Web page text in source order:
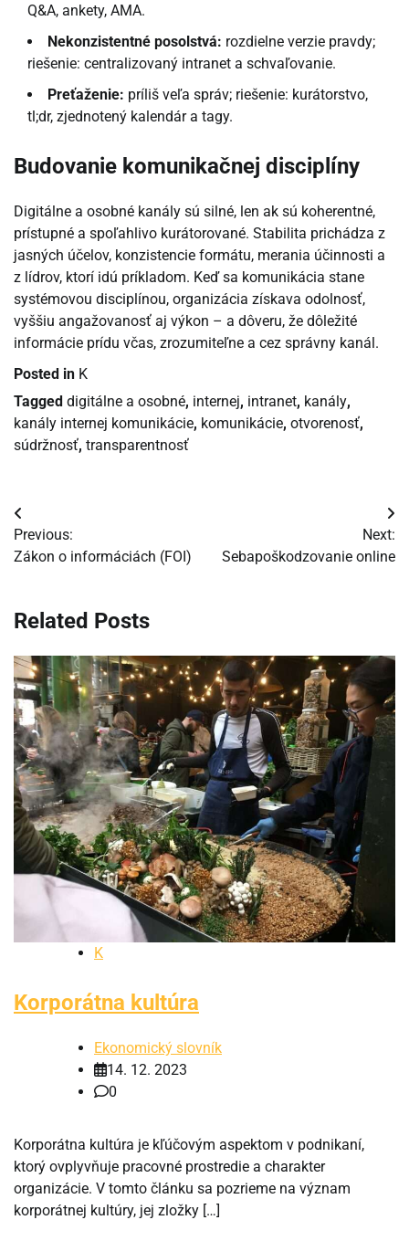
Q&A, ankety, AMA.
Nekonzistentné posolstvá: rozdielne verzie pravdy;
riešenie: centralizovaný intranet a schvaľovanie.
Preťaženie: príliš veľa správ; riešenie: kurátorstvo,
tl;dr, zjednotený kalendár a tagy.
Budovanie komunikačnej disciplíny
Digitálne a osobné kanály sú silné, len ak sú koherentné,
prístupné a spoľahlivo kurátorované. Stabilita prichádza z
jasných účelov, konzistencie formátu, merania účinnosti a
z lídrov, ktorí idú príkladom. Keď sa komunikácia stane
systémovou disciplínou, organizácia získava odolnosť,
vyššiu angažovanosť aj výkon – a dôveru, že dôležité
informácie prídu včas, zrozumiteľne a cez správny kanál.
Posted in K
Tagged digitálne a osobné, internej, intranet, kanály,
kanály internej komunikácie, komunikácie, otvorenosť,
súdržnosť, transparentnosť
Navigácia
v
Previous:
Zákon o informáciách (FOI)
Next:
Sebapoškodzovanie online
Related Posts
K
Korporátna kultúra
Ekonomický slovník
14. 12. 2023
0
Korporátna kultúra je kľúčovým aspektom v podnikaní,
ktorý ovplyvňuje pracovné prostredie a charakter
organizácie. V tomto článku sa pozrieme na význam
korporátnej kultúry, jej zložky […]